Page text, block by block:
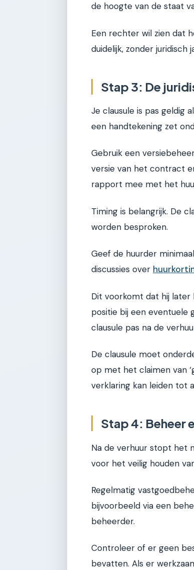
de hoogte van de staat
Een rechter wil zien dat
duidelijk, zonder juridisch
Stap 3: De
Je clausule is pas geldig
een handtekening zet
Gebruik een
versie van het contract
rapport mee met het
Timing is belangrijk. De
worden besproken.
Geef de huurder
discussies over
Dit voorkomt dat hij later
positie bij een eventuele
clausule pas na de
De clausule moet
op met het claimen van
verklaring kan leiden tot
Stap 4: Beheer
Na de verhuur stopt het
voor het veilig houden
Regelmatig
bijvoorbeeld via een
beheerder.
Controleer of er geen
bevatten. Als er